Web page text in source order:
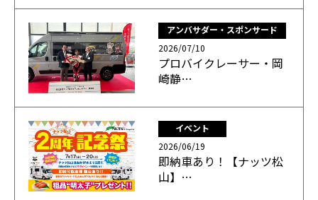
アンバサダー・スポンサード
2026/07/10
プロバイクレーサー・岡
崎静…
イベント
2026/06/19
即納車あり！【ナッツ松
山】…